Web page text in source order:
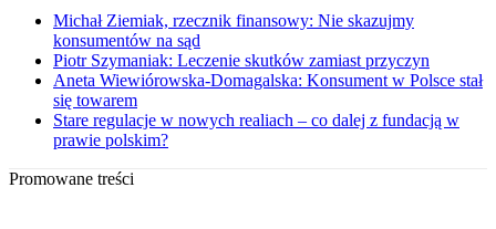
Michał Ziemiak, rzecznik finansowy: Nie skazujmy
konsumentów na sąd
Piotr Szymaniak: Leczenie skutków zamiast przyczyn
Aneta Wiewiórowska-Domagalska: Konsument w Polsce stał
się towarem
Stare regulacje w nowych realiach – co dalej z fundacją w
prawie polskim?
Promowane treści